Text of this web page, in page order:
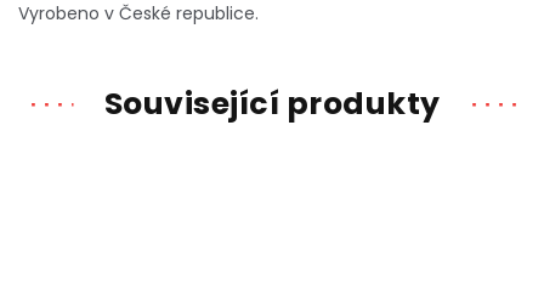
Vyrobeno v České republice.
Související produkty